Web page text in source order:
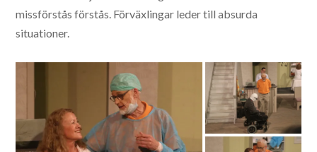
missförstås förstås. Förväxlingar leder till absurda
situationer.